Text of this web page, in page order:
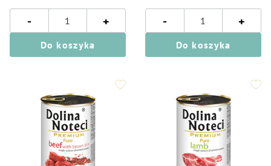
- +
Do koszyka
- +
Do koszyka